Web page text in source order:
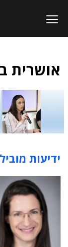
אושרית
תוכן פרסומי
ידיעות